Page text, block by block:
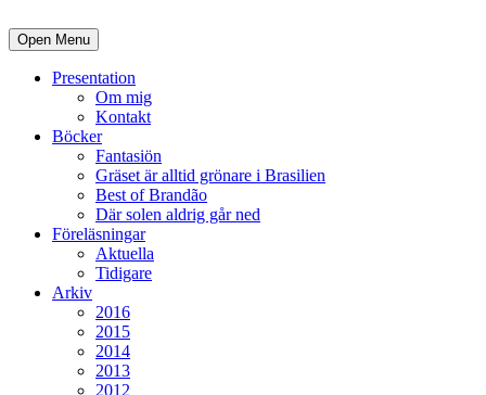
Open Menu
Presentation
Om mig
Kontakt
Böcker
Fantasiön
Gräset är alltid grönare i Brasilien
Best of Brandão
Där solen aldrig går ned
Föreläsningar
Aktuella
Tidigare
Arkiv
2016
2015
2014
2013
2012